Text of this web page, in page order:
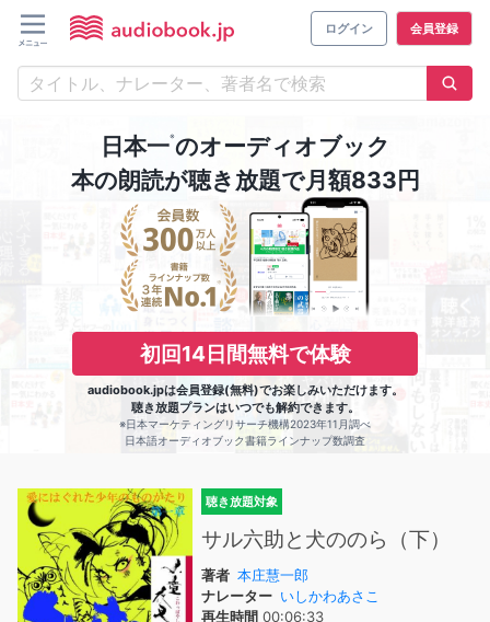
ログイン 会員登録
日本一※のオーディオブック
本の朗読が聴き放題で月額833円
初回14日間無料で体験
audiobook.jpは会員登録(無料)でお楽しみいただけます。
聴き放題プランはいつでも解約できます。
※日本マーケティングリサーチ機構2023年11月調べ
日本語オーディオブック書籍ラインナップ数調査
聴き放題対象
サル六助と犬ののら（下）
著者 本庄慧一郎
ナレーター いしかわあさこ
再生時間 00:06:33